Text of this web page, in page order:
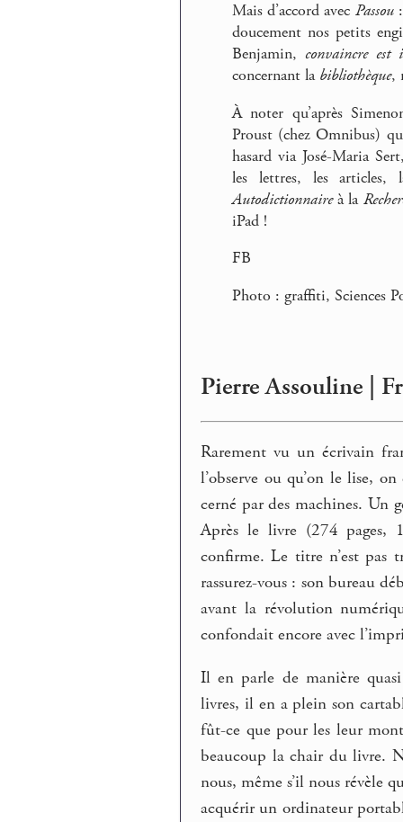
Mais d’accord avec Passou:
doucement nos petits
Benjamin,convaincre est
concernant la bibliothèque,
À noter qu’après
Proust (chez Omnibus)
hasard via José-Maria
les lettres, les
Autodictionnaireà la
iPad !
FB
Photo : graffiti, Sciences
Pierre Assouline |
Rarement vu un écrivain
l’observe ou qu’on le lise,
cerné par des machines. Un
Après le livre (274 pages,
confirme. Le titre n’est pas
rassurez-vous : son bureau
avant la révolution
confondait encore avec
Il en parle de manière
livres, il en a plein son
fût-ce que pour les leur
beaucoup la chair du livre.
nous, même s’il nous révèle
acquérir un ordinateur